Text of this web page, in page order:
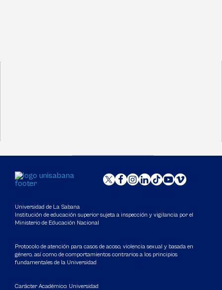
Universidad de La Sabana
Institución de educación superior sujeta a inspección y vigilancia por el
Ministerio de Educación Nacional
Protocolo de atención para casos de acoso, violencia sexual y basada en
género, así como de comportamientos contrarios a los principios
fundamentales de la Universidad
Carácter Académico: Universidad